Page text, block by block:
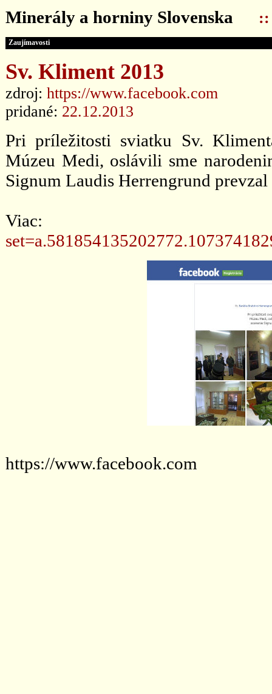
Minerály a horniny Slovenska ::
Zaujímavosti
Sv. Kliment 2013
zdroj: https://www.facebook.com
pridané: 22.12.2013
Pri príležitosti sviatku Sv.
Múzeu Medi, oslávili sme
Signum Laudis Herrengrund
https://www.facebook.com